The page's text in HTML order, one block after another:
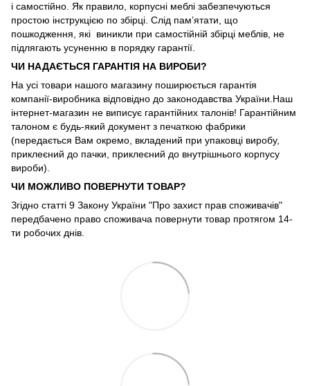
і самостійно. Як правило, корпусні меблі забезпечуються
простою інструкцією по збірці. Слід пам’ятати, що
пошкодження, які виникли при самостійній збірці меблів, не
підлягають усуненню в порядку гарантії.
ЧИ НАДАЄТЬСЯ ГАРАНТІЯ НА ВИРОБИ?
На усі товари нашого магазину поширюється гарантія
компанії-виробника відповідно до законодавства України.Наш
інтернет-магазин не виписує гарантійних талонів! Гарантійним
талоном є будь-який документ з печаткою фабрики
(передається Вам окремо, вкладений при упаковці виробу,
приклеєний до пачки, приклеєний до внутрішнього корпусу
вироби).
ЧИ МОЖЛИВО ПОВЕРНУТИ ТОВАР?
Згідно статті 9 Закону України "Про захист прав споживачів"
передбачено право споживача повернути товар протягом 14-
ти робочих днів.